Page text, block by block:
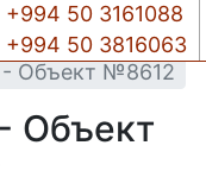
+994 50 3161088
+994 50 3816063
- Объект №8612
Объект